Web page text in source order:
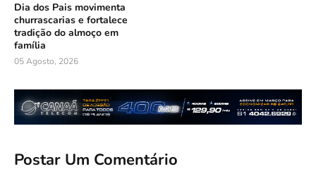
Dia dos Pais movimenta
churrascarias e fortalece
tradição do almoço em
família
05 Agosto, 2026
Postar Um Comentário